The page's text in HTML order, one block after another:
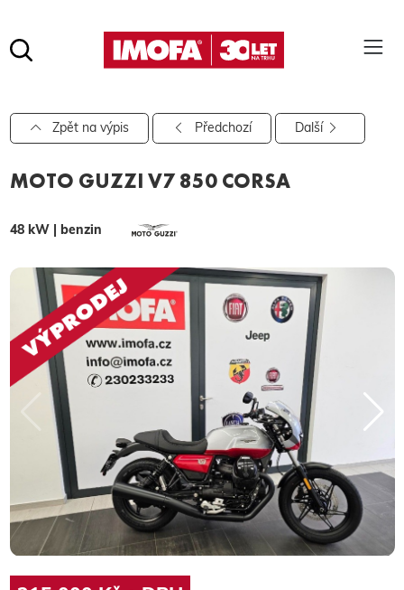
hledat
Pro vyhledávání zadejte alespoň 3 znaky.
Zpět na výpis Předchozí Další
MOTO GUZZI V7 850 CORSA
48 kW | benzin